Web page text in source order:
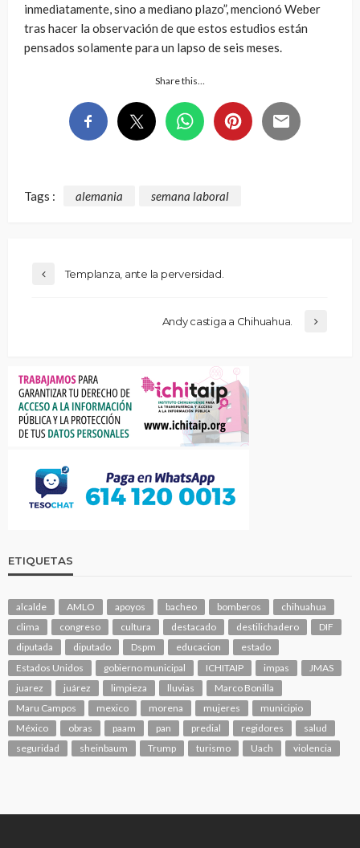
inmediatamente, sino a mediano plazo”, mencionó Weber
tras hacer la observación de que estos estudios están
pensados solamente para un lapso de seis meses.
Share this…
Tags : alemania semana laboral
Templanza, ante la perversidad.
Andy castiga a Chihuahua.
ETIQUETAS
alcalde AMLO apoyos bacheo bomberos
chihuahua
clima
congreso cultura destacado destilichadero
DIF
diputada
diputado Dspm educacion
estado
Estados Unidos
gobierno municipal ICHITAIP impas
JMAS
juarez
juárez limpieza lluvias
Marco Bonilla
Maru Campos
mexico morena mujeres
municipio
México
obras paam pan predial regidores
salud
seguridad
sheinbaum Trump turismo Uach violencia